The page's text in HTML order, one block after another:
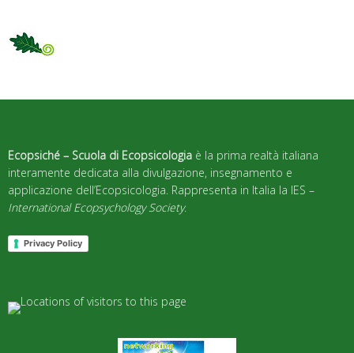
Ecopsiché – Scuola di Ecopsicologia è la prima realtà italiana
interamente dedicata alla divulgazione, insegnamento e
applicazione dell’Ecopsicologia. Rappresenta in Italia la IES –
International Ecopsychology Society.
Privacy Policy